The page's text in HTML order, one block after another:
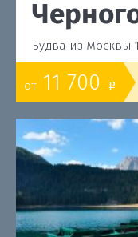
Будва из Москвы
от 11 700 o